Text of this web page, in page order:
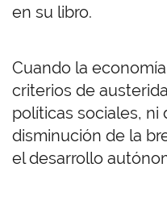
en su libro.
Cuando la
criterios de
políticas sociales, ni
disminución de la
el desarrollo